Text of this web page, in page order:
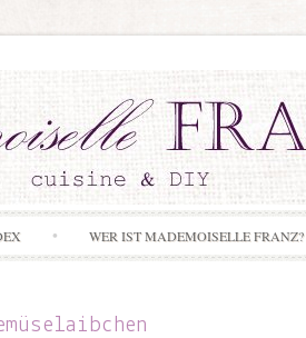
WER IST MADEMOISELLE FRANZ?